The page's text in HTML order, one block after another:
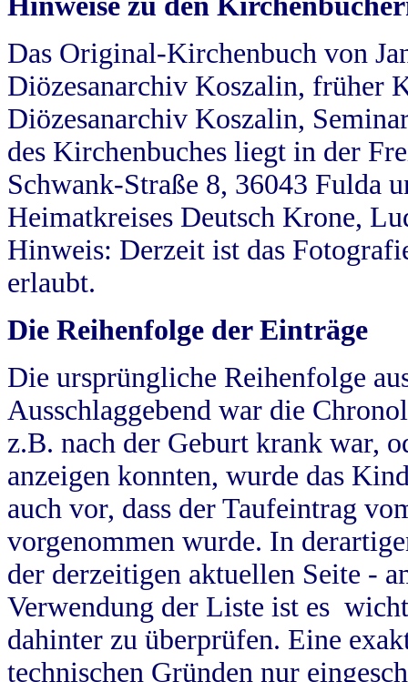
Das Original-Kirchenbuch von
Diözesanarchiv Koszalin, früher
Diözesanarchiv Koszalin,
des Kirchenbuches liegt in der
Schwank-Straße 8, 36043 Fulda
Heimatkreises Deutsch Krone,
Hinweis: Derzeit ist das
erlaubt.
Die Reihenfolge der Einträge
Die ursprüngliche Reihenfolge
Ausschlaggebend war die
z.B. nach der Geburt krank war,
anzeigen konnten, wurde das
auch vor, dass der Taufeintrag
vorgenommen wurde. In
der derzeitigen aktuellen Seite -
Verwendung der Liste ist es
dahinter zu überprüfen. Eine
technischen Gründen nur